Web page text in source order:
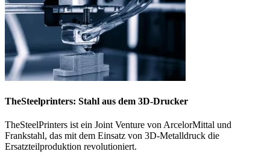
TheSteelprinters: Stahl aus dem 3D-Drucker
TheSteelPrinters ist ein Joint Venture von ArcelorMittal und
Frankstahl, das mit dem Einsatz von 3D-Metalldruck die
Ersatzteilproduktion revolutioniert.